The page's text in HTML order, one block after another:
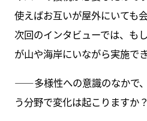
使えばお互いが屋外にいても
次回のインタビューでは、も
が山や海岸にいながら実施で
――多様性への意識のなかで
う分野で変化は起こりますか？